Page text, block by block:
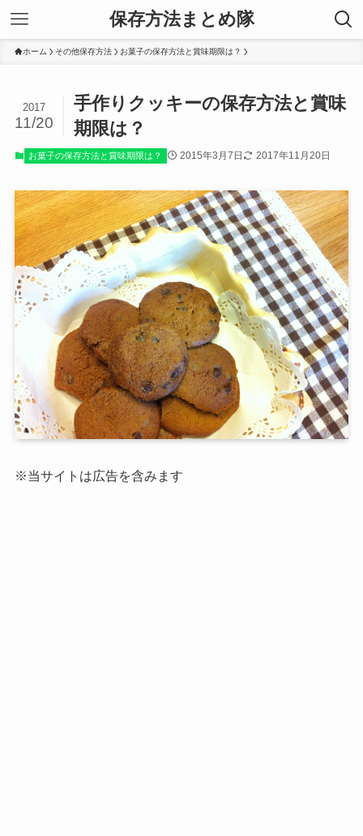
保存方法まとめ隊
ホーム その他保存方法 お菓子の保存方法と賞味期限は？
手作りクッキーの保存方法と賞味
期限は？
2017
11/20
お菓子の保存方法と賞味期限は？ 2015年3月7日 2017年11月20日
※当サイトは広告を含みます